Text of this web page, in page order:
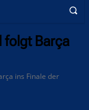
folgt Barça
ins Finale der